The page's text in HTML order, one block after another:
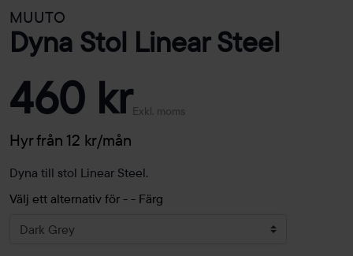
MUUTO
Dyna Stol Linear Steel
460 krExkl. moms
Hyr från 12 kr/mån
Dyna till stol Linear Steel.
Välj ett alternativ för - - Färg